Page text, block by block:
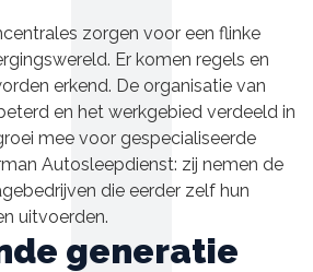
zorgen voor een flinke
Er komen regels en
erkend. De organisatie van
en het werkgebied verdeeld in
mee voor gespecialiseerde
Autosleepdienst: zij nemen de
die eerder zelf hun
uitvoerden.
generatie